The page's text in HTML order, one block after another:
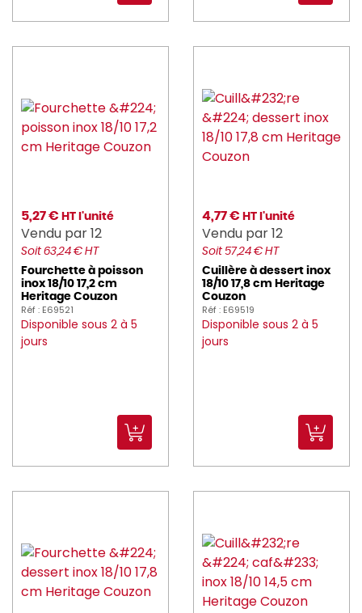
5,27 € HT l'unité
Vendu par 12
Soit 63,24 € HT
Fourchette à poisson
inox 18/10 17,2 cm
Heritage Couzon
Réf : E69521
Disponible sous 2 à 5
jours
4,77 € HT l'unité
Vendu par 12
Soit 57,24 € HT
Cuillère à dessert inox
18/10 17,8 cm Heritage
Couzon
Réf : E69519
Disponible sous 2 à 5
jours